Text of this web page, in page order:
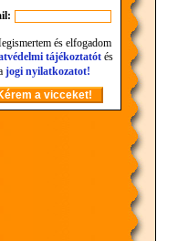
és elfogadom
tájékoztatót és
jogi nyilatkozatot!